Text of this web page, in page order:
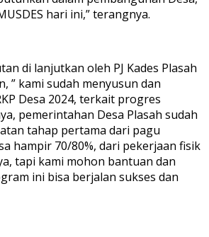
hari ini,” terangnya.
di lanjutkan oleh PJ Kades Plasah
” kami sudah menyusun dan
Desa 2024, terkait progres
pemerintahan Desa Plasah sudah
tahap pertama dari pagu
hampir 70/80%, dari pekerjaan fisik
tapi kami mohon bantuan dan
ini bisa berjalan sukses dan